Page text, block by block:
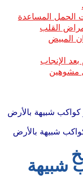
الحمل المساعدة
القلب
المبيض
الإنجاب
مشوهين
شبيهة بالأرض
شبيهة